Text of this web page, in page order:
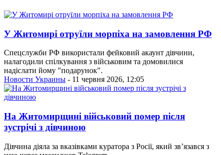
У Житомирі отруїли морпіха на замовлення РФ
Спецслужби РФ використали фейковий акаунт дівчини,
налагодили спілкування з військовим та домовилися
надіслати йому "подарунок".
Новости Украины - 11 червня 2026, 12:05
На Житомирщині військовий помер після
зустрічі з дівчиною
Дівчина діяла за вказівками куратора з Росії, який зв’язався з